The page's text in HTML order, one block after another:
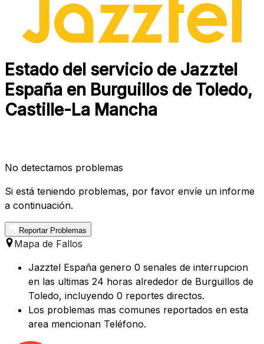
Estado del servicio de Jazztel
España en Burguillos de Toledo,
Castille-La Mancha
No detectamos problemas
Si está teniendo problemas, por favor envíe un informe
a continuación.
Reportar Problemas
Mapa de Fallos
Jazztel España genero 0 senales de interrupcion
en las ultimas 24 horas alrededor de Burguillos de
Toledo, incluyendo 0 reportes directos.
Los problemas mas comunes reportados en esta
area mencionan Teléfono.